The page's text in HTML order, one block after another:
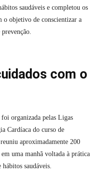
saudáveis e completou os
o objetivo de conscientizar a
com o
organizada pelas Ligas
Cardíaca do curso de
aproximadamente 200
uma manhã voltada à prática
saudáveis.